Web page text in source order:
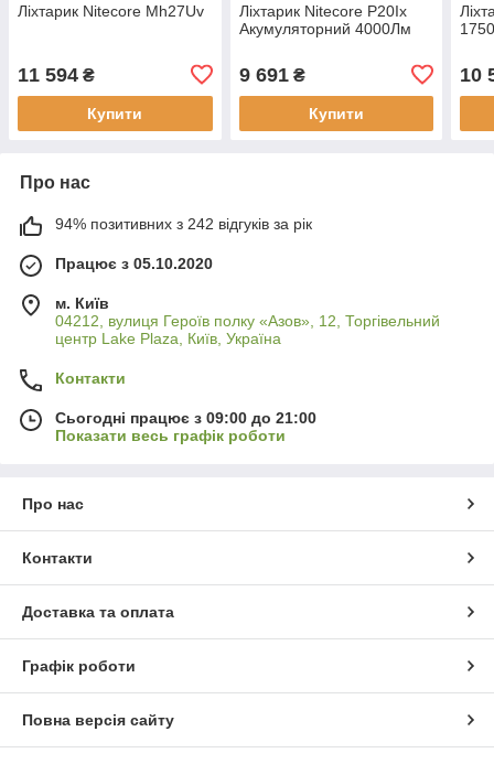
Ліхтарик Nitecore Mh27Uv
11 594 ₴
Купити
Ліхтарик Nitecore P20Ix
Акумуляторний 4000Лм
9 691₴
Купити
10
Про нас
94% позитивних з 242 відгуків за рік
Працює з 05.10.2020
м. Київ
04212, вулиця Героїв полку «Азов», 12, Торгівельний
центр Lake Plaza, Київ, Україна
Контакти
Сьогодні працює з 09:00 до 21:00
Показати весь графік роботи
Про нас
Контакти
Доставка та оплата
Графік роботи
Повна версія сайту